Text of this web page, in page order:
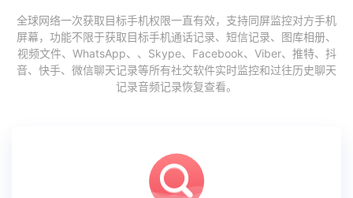
全球网络一次获取目标手机权限一直有效，支持同屏监控对方手机
屏幕，功能不限于获取目标手机通话记录、短信记录、图库相册、
视频文件、WhatsApp、、Skype、Facebook、Viber、推特、抖
音、快手、微信聊天记录等所有社交软件实时监控和过往历史聊天
记录音频记录恢复查看。